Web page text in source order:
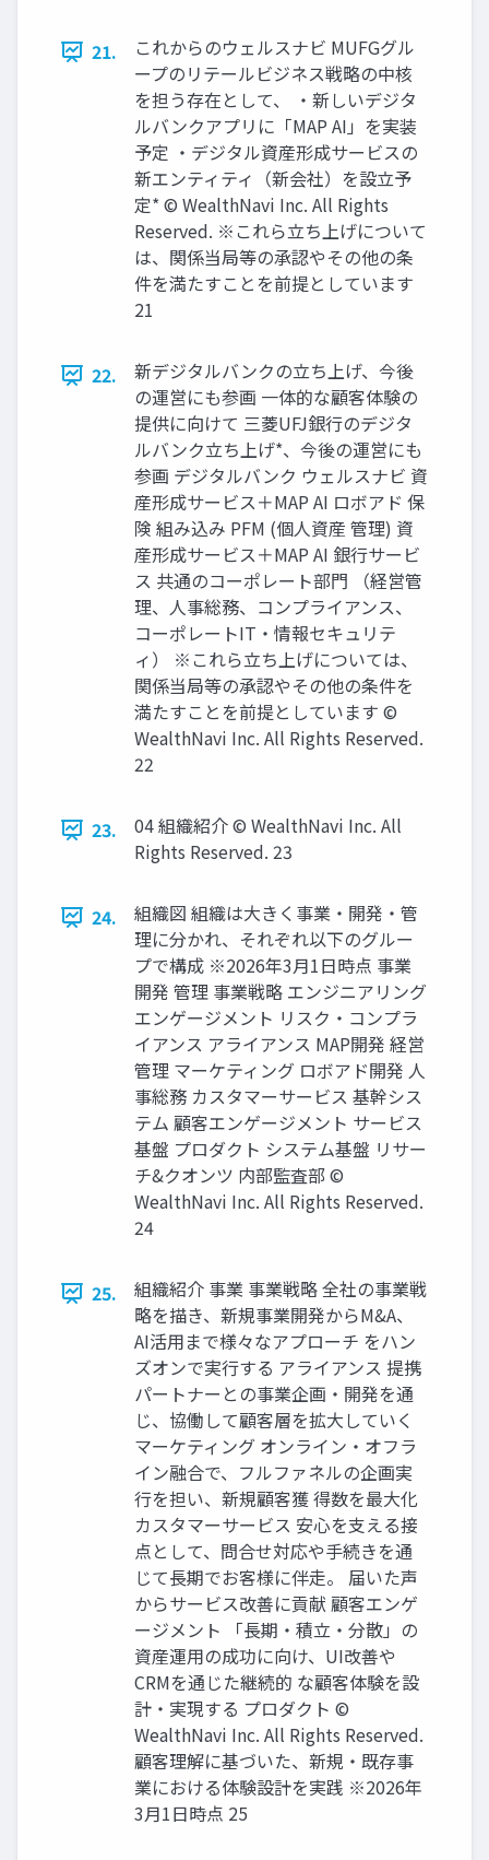
21.
これからのウェルスナビ MUFGグル
ープのリテールビジネス戦略の中核
を担う存在として、 ‧新しいデジタ
ルバンクアプリに「MAP AI」を実装
予定 ‧デジタル資産形成サービスの
新エンティティ（新会社）を設⽴予
定* © WealthNavi Inc. All Rights
Reserved. ※これら⽴ち上げについて
は、関係当局等の承認やその他の条
件を満たすことを前提としています
21
22.
新デジタルバンクの⽴ち上げ、今後
の運営にも参画 ⼀体的な顧客体験の
提供に向けて 三菱UFJ銀⾏のデジタ
ルバンク⽴ち上げ*、今後の運営にも
参画 デジタルバンク ウェルスナビ 資
産形成サービス＋MAP AI ロボアド 保
険 組み込み PFM (個⼈資産 管理) 資
産形成サービス＋MAP AI 銀⾏サービ
ス 共通のコーポレート部⾨ （経営管
理、⼈事総務、コンプライアンス、
コーポレートIT‧情報セキュリテ
ィ） ※これら⽴ち上げについては、
関係当局等の承認やその他の条件を
満たすことを前提としています ©
WealthNavi Inc. All Rights Reserved.
22
23.
04 組織紹介 © WealthNavi Inc. All
Rights Reserved. 23
24.
組織図 組織は⼤きく事業‧開発‧管
理に分かれ、それぞれ以下のグルー
プで構成 ※2026年3⽉1⽇時点 事業
開発 管理 事業戦略 エンジニアリング
エンゲージメント リスク‧コンプラ
イアンス アライアンス MAP開発 経営
管理 マーケティング ロボアド開発 ⼈
事総務 カスタマーサービス 基幹シス
テム 顧客エンゲージメント サービス
基盤 プロダクト システム基盤 リサー
チ&クオンツ 内部監査部 ©
WealthNavi Inc. All Rights Reserved.
24
25.
組織紹介 事業 事業戦略 全社の事業戦
略を描き、新規事業開発からM&A、
AI活⽤まで様々なアプローチ をハン
ズオンで実⾏する アライアンス 提携
パートナーとの事業企画‧開発を通
じ、協働して顧客層を拡⼤していく
マーケティング オンライン‧オフラ
イン融合で、フルファネルの企画実
⾏を担い、新規顧客獲 得数を最⼤化
カスタマーサービス 安⼼を⽀える接
点として、問合せ対応や⼿続きを通
じて⻑期でお客様に伴⾛。 届いた声
からサービス改善に貢献 顧客エンゲ
ージメント 「⻑期‧積⽴‧分散」の
資産運⽤の成功に向け、UI改善や
CRMを通じた継続的 な顧客体験を設
計‧実現する プロダクト ©
WealthNavi Inc. All Rights Reserved.
顧客理解に基づいた、新規‧既存事
業における体験設計を実践 ※2026年
3⽉1⽇時点 25